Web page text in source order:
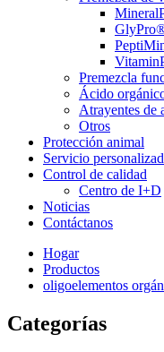
Premezcla
Ácido
Atrayentes de
Otros
Protección animal
Servicio
Control de calidad
Centro de I+D
Noticias
Contáctanos
Hogar
Productos
oligoelementos
Categorías